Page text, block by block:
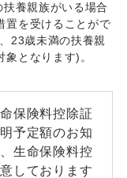
養親族がいる場合
置を受けることがで
23歳未満の扶養親
となります)。
保険料控除証
予定額のお知
生命保険料控
しております